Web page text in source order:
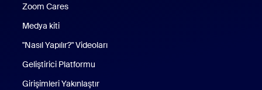
Zoom Cares
Medya kiti
"Nasıl Yapılır?" Videoları
Geliştirici Platformu
Girişimleri Yakınlaştır